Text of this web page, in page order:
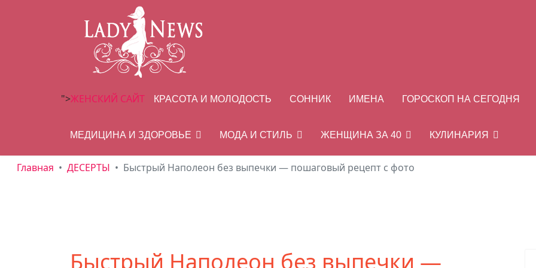
">ЖЕНСКИЙ САЙТ КРАСОТА И МОЛОДОСТЬ СОННИК ИМЕНА ГОРОСКОП НА СЕГОДНЯ
МЕДИЦИНА И ЗДОРОВЬЕ МОДА И СТИЛЬ ЖЕНЩИНА ЗА 40 КУЛИНАРИЯ
Главная ДЕСЕРТЫ Быстрый Наполеон без выпечки — пошаговый рецепт с фото
Быстрый Наполеон без выпечки —